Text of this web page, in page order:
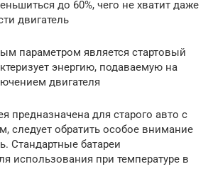
до 60%, чего не хватит даже
двигатель
параметром является стартовый
энергию, подаваемую на
двигателя
предназначена для старого авто с
следует обратить особое внимание
Стандартные батареи
использования при температуре в